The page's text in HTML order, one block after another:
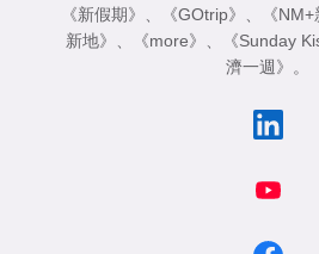
《新假期》
《GOtrip》 《
新地》
《more》 《Sunday
濟一週》
。